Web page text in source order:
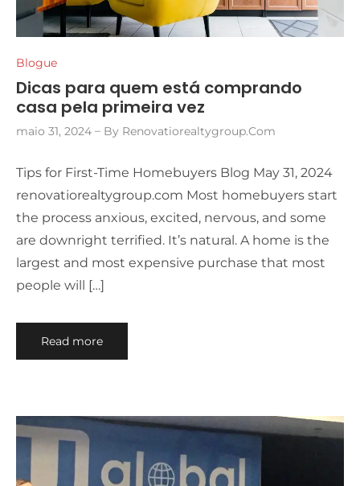
Blogue
Dicas para quem está comprando
casa pela primeira vez
maio 31, 2024 By Renovatiorealtygroup.com
Tips for First-Time Homebuyers Blog May 31, 2024
renovatiorealtygroup.com Most homebuyers start
the process anxious, excited, nervous, and some
are downright terrified. It’s natural. A home is the
largest and most expensive purchase that most
people will […]
Read more